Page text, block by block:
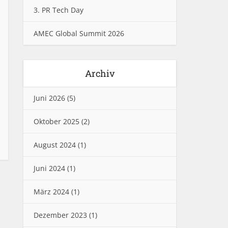
3. PR Tech Day
AMEC Global Summit 2026
Archiv
Juni 2026 (5)
Oktober 2025 (2)
August 2024 (1)
Juni 2024 (1)
März 2024 (1)
Dezember 2023 (1)